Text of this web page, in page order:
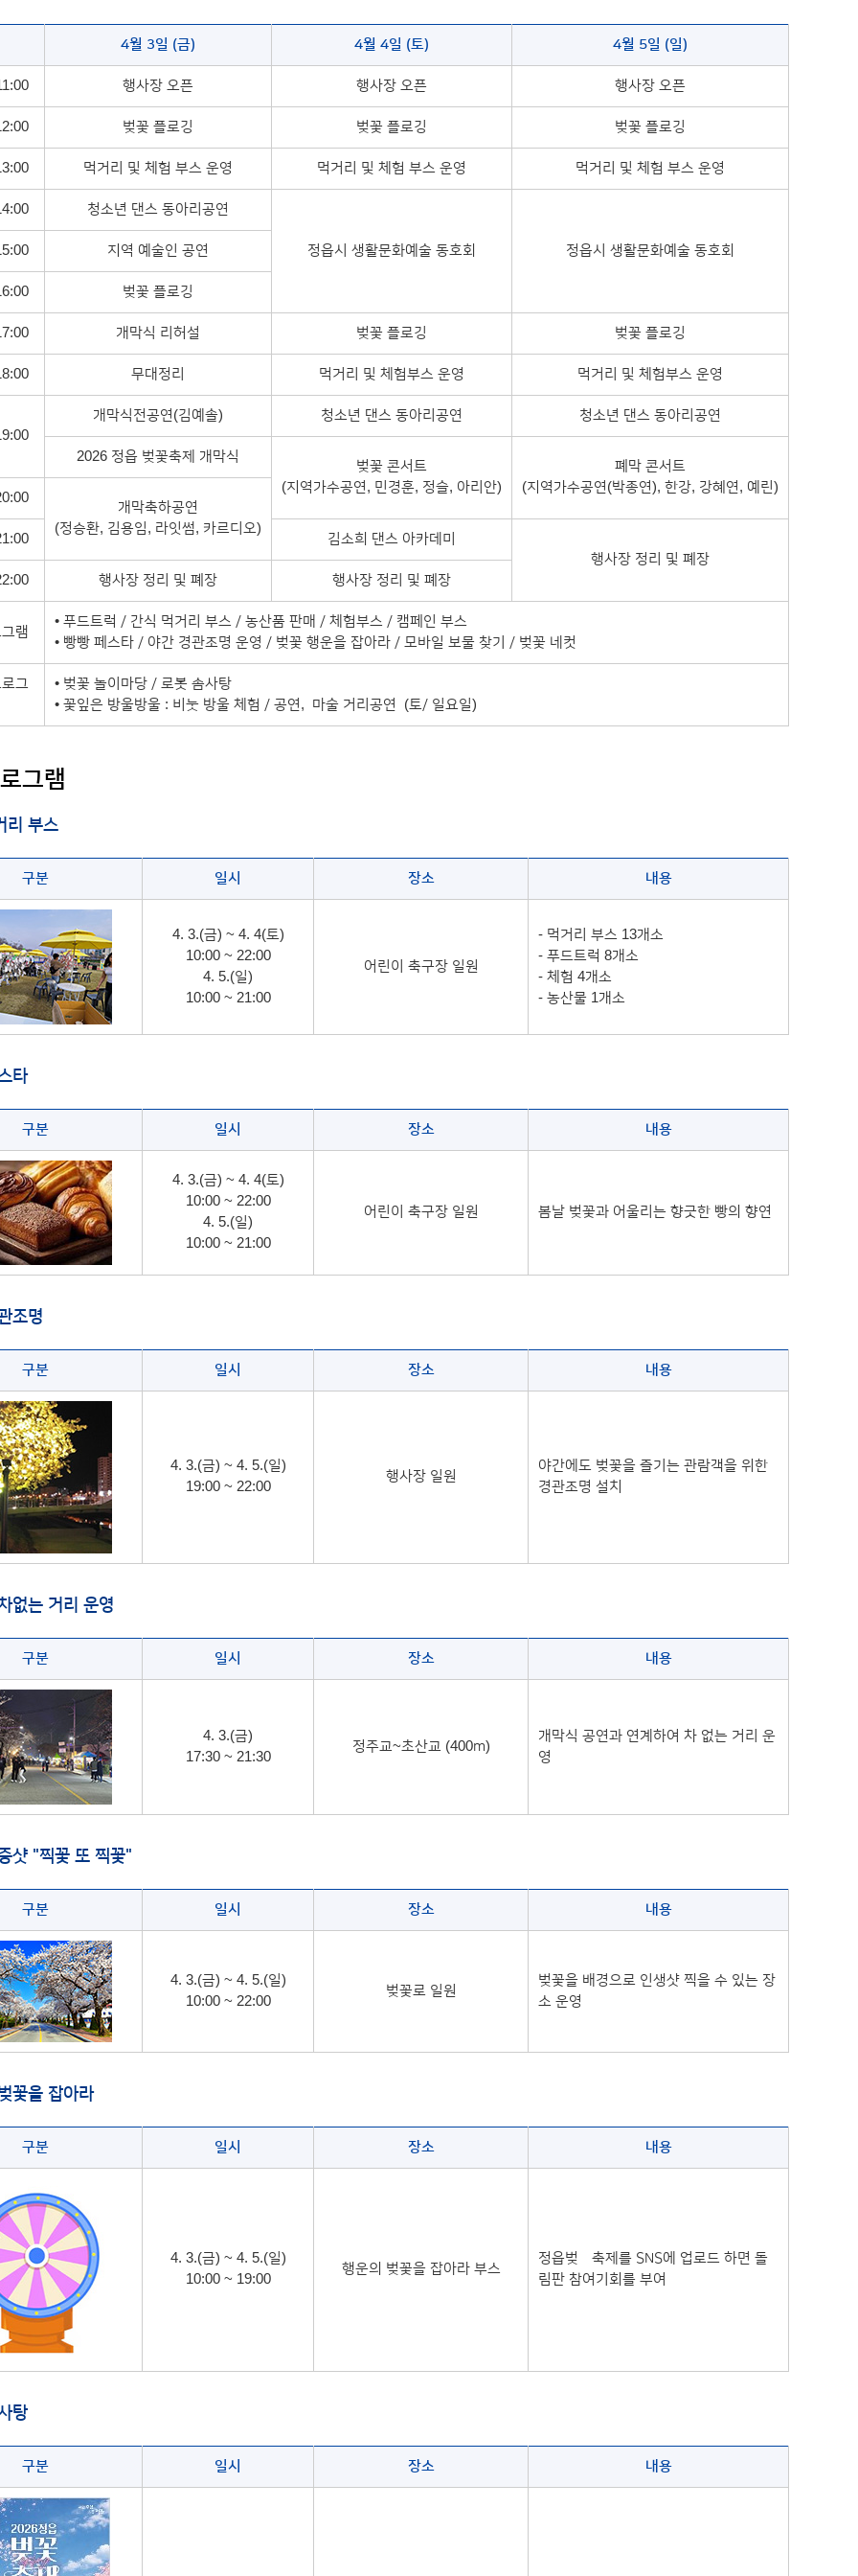
4월 3일 (금) 4월 4일 (토) 4월 5일 (일)
행사장 오픈 행사장 오픈 행사장 오픈
벚꽃 플로깅 벚꽃 플로깅 벚꽃 플로깅
먹거리 및 체험 부스 운영 먹거리 및 체험 부스 운영 먹거리 및 체험 부스 운영
청소년 댄스 동아리공연
정읍시 생활문화예술 동호회 정읍시 생활문화예술 동호회
지역 예술인 공연
벚꽃 플로깅
개막식 리허설 벚꽃 플로깅 벚꽃 플로깅
먹거리 및 체험부스 운영 먹거리 및 체험부스 운영
무대정리
개막식전공연(김예솔) 청소년 댄스 동아리공연 청소년 댄스 동아리공연
2026 정읍 벚꽃축제 개막식
벚꽃 콘서트
(지역가수공연, 민경훈, 정슬, 아리안)
폐막 콘서트
(지역가수공연(박종연), 한강, 강혜연, 예린)
개막축하공연
(정승환, 김용임, 라잇썸, 카르디오)
김소희 댄스 아카데미
행사장 정리 및 폐장
행사장 정리 및 폐장
행사장 정리 및 폐장
램
• 푸드트럭 / 간식 먹거리 부스 / 농산품 판매 / 체험부스 / 캠페인 부스
• 빵빵 페스타 / 야간 경관조명 운영 / 벚꽃 행운을 잡아라 / 모바일 보물 찾기 / 벚꽃 네컷
그
• 벚꽃 놀이마당 / 로봇 솜사탕
• 꽃잎은 방울방울 : 비눗 방울 체험 / 공연, 마술 거리공연 (토/ 일요일)
그램
리 부스
구분 일시 장소 내용
4. 3.(금) ~ 4. 4(토)
10:00 ~ 22:00
4. 5.(일)
10:00 ~ 21:00
어린이 축구장 일원
- 먹거리 부스 13개소
- 푸드트럭 8개소
- 체험 4개소
- 농산물 1개소
타
구분 일시 장소 내용
4. 3.(금) ~ 4. 4(토)
10:00 ~ 22:00
4. 5.(일)
10:00 ~ 21:00
어린이 축구장 일원 봄날 벚꽃과 어울리는 향긋한 빵의 향연
조명
구분 일시 장소 내용
4. 3.(금) ~ 4. 5.(일)
19:00 ~ 22:00
행사장 일원
야간에도 벚꽃을 즐기는 관람객을 위한
경관조명 설치
없는 거리 운영
구분 일시 장소 내용
4. 3.(금)
17:30 ~ 21:30
정주교~초산교 (400m)
개막식 공연과 연계하여 차 없는 거리 운
영
샷 "찍꽃 또 찍꽃"
구분 일시 장소 내용
4. 3.(금) ~ 4. 5.(일)
10:00 ~ 22:00
벚꽃로 일원
벚꽃을 배경으로 인생샷 찍을 수 있는 장
소 운영
꽃을 잡아라
구분 일시 장소 내용
4. 3.(금) ~ 4. 5.(일)
10:00 ~ 19:00
행운의 벚꽃을 잡아라 부스
정읍벚꿏축제를 SNS에 업로드 하면 돌
림판 참여기회를 부여
탕
구분 일시 장소 내용